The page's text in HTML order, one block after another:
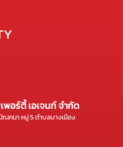
พอร์ตี้ เอเจนท์ จำกัด
ฑนา หมู่ 5 ตำบลบางเมือง